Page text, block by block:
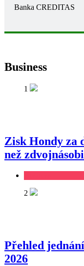
Banka CREDITAS
Business
1
Zisk Hondy za
než
2
Přehled
2026